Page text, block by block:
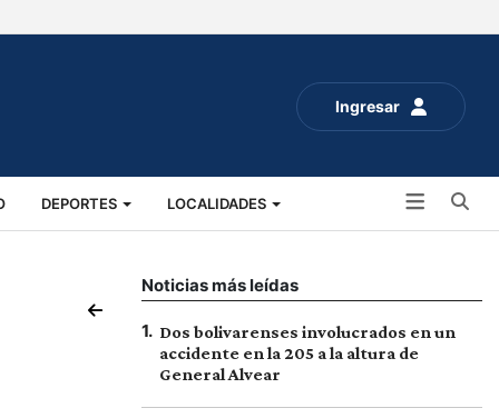
Ingresar
DEPORTES LOCALIDADES
Noticias más leídas
1. Dos bolivarenses involucrados en un
accidente en la 205 a la altura de
General Alvear